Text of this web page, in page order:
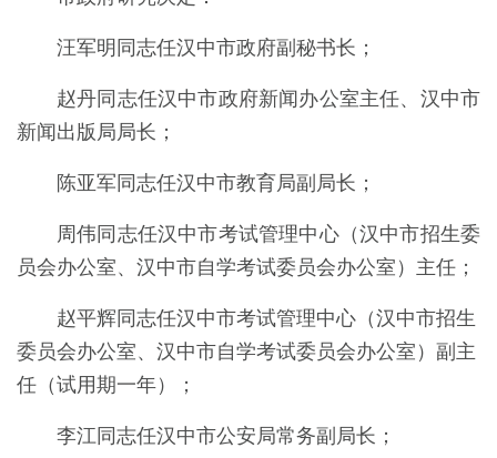
汪军明同志任汉中市政府副秘书长；
赵丹同志任汉中市政府新闻办公室主任、汉中市
新闻出版局局长；
陈亚军同志任汉中市教育局副局长；
周伟同志任汉中市考试管理中心（汉中市招生委
员会办公室、汉中市自学考试委员会办公室）主任；
赵平辉同志任汉中市考试管理中心（汉中市招生
委员会办公室、汉中市自学考试委员会办公室）副主
任（试用期一年）；
李江同志任汉中市公安局常务副局长；